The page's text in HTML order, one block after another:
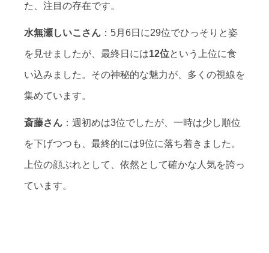
た、注目の存在です。
水無瀬しいこさん ：5月6日に29位でひっそりと姿
を見せましたが、最終日には12位という上位に食
い込みました。その神秘的な魅力が、多くの視線を
集めています。
斎藤さん ：週初めは3位でしたが、一時は少し順位
を下げつつも、最終的には9位に落ち着きました。
上位の顔ぶれとして、依然として確かな人気を誇っ
ています。